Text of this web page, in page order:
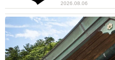
2026.08.06